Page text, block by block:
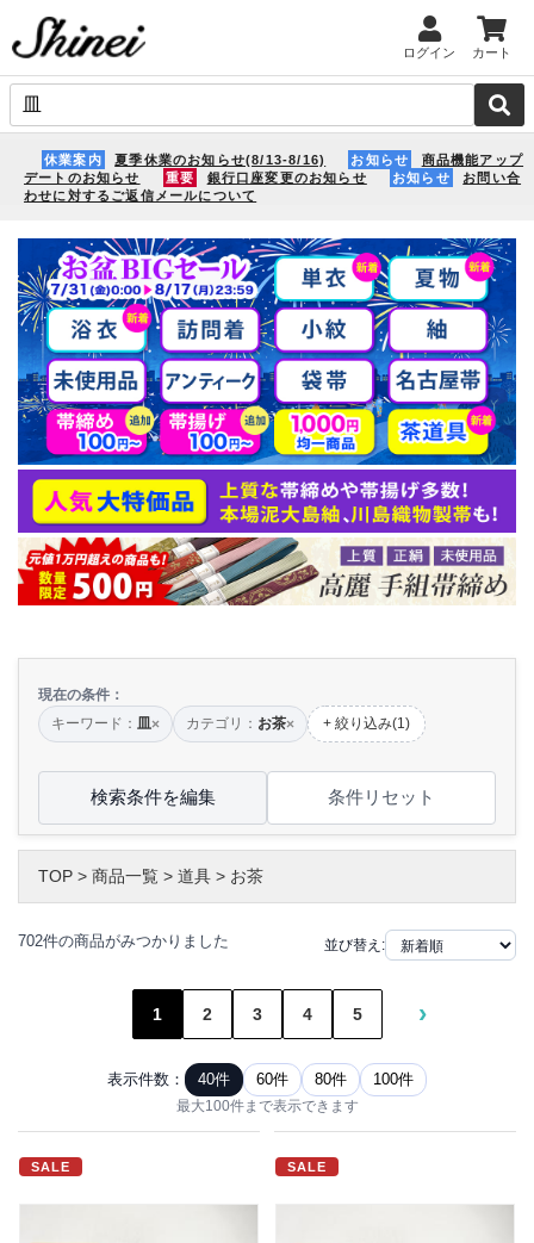
ログイン カート
休業案内 夏季休業のお知らせ(8/13-8/16) お知らせ
商品機能アップ
デートのお知らせ
重要 銀行口座変更のお知らせ お知らせ
お問い合
わせに対するご返信メールについて
現在の条件：
キーワード： 皿× カテゴリ： お茶× + 絞り込み(1)
検索条件を編集 条件リセット
TOP > 商品一覧 > 道具 > お茶
702件の商品がみつかりました 並び替え:
1 2 3 4 5 ›
表示件数： 40件 60件 80件 100件
最大100件まで表示できます
SALE SALE